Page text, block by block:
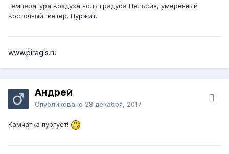
температура воздуха ноль градуса Цельсия, умеренный
восточный ветер. Пуржит.
www.piragis.ru
Андрей
Опубликовано 28 декабря, 2017
Камчатка пургует!